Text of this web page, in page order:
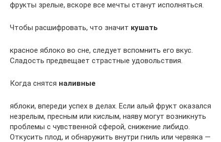
фрукты зрелые, вскоре все мечты станут исполняться.
Чтобы расшифровать, что значит кушать
красное яблоко во сне, следует вспомнить его вкус.
Сладость предвещает страстные удовольствия.
Когда снятся наливные
яблоки, впереди успех в делах. Если алый фрукт оказался
незрелым, пресным или кислым, наяву могут возникнуть
проблемы с чувственной сферой, снижение либидо.
Откусить плод, и обнаружить внутри гниль или червяка —